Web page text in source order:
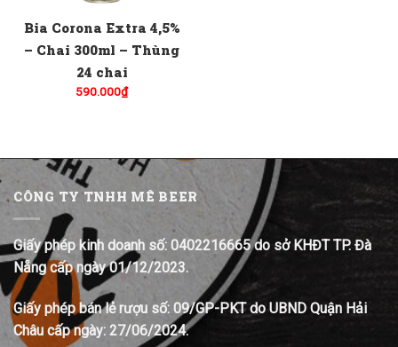
Bia Corona Extra 4,5%
– Chai 300ml – Thùng
24 chai
590.000₫
CÔNG TY TNHH MÊ BEER
Giấy phép kinh doanh số: 0402216665 do sở KHĐT TP. Đà
Nẵng cấp ngày 01/12/2023.
Giấy phép bán lẻ rượu số: 09/GP-PKT do UBND Quận Hải
Châu cấp ngày: 27/06/2024.